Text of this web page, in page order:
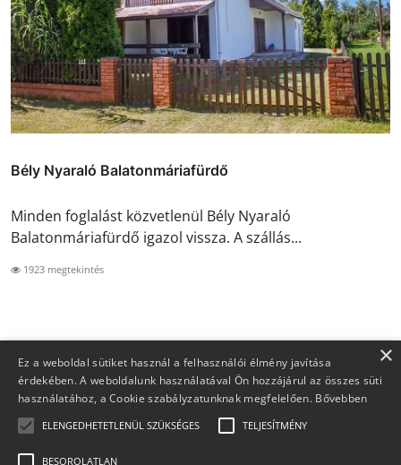
Bély Nyaraló Balatonmáriafürdő
Minden foglalást közvetlenül Bély Nyaraló
Balatonmáriafürdő igazol vissza. A szállás...
1923 megtekintés
×
Ez a weboldal sütiket használ a felhasználói élmény javítása
érdekében. A weboldalunk használatával Ön hozzájárul az összes süti
használatához, a Cookie szabályzatunknak megfelelően. Bővebben
ELENGEDHETETLENÜL SZÜKSÉGES TELJESÍTMÉNY
BESOROLATLAN